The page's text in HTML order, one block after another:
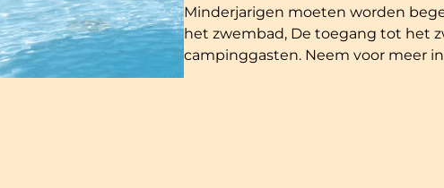
Minderjarigen moeten worden
het zwembad, De toegang tot het
campinggasten. Neem voor meer